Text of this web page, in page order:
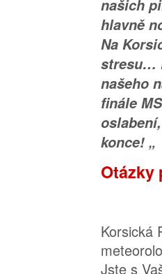
našich
hlavně
Na
stresu…
našeho
finále
konce! „
Otázky
Korsická
Jste s